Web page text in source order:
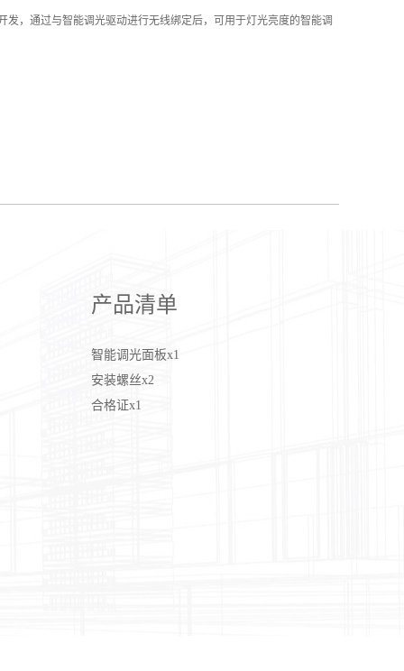
，通过与智能调光驱动进行无线绑定后，可用于灯光亮度的智能调
产品清单
智能调光面板x1
安装螺丝x2
合格证x1